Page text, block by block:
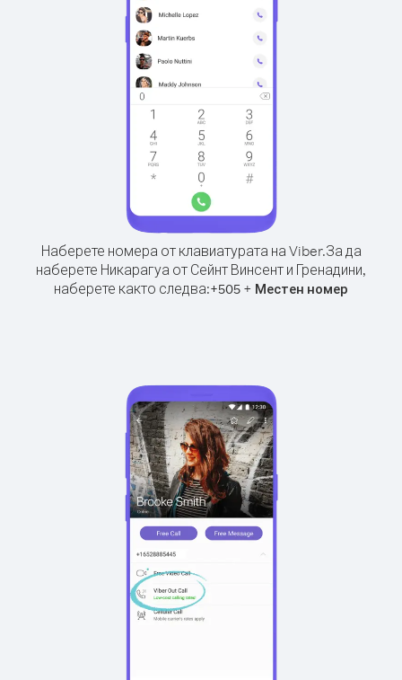
Наберете номера от клавиатурата на Viber.За да
наберете Никарагуа от Сейнт Винсент и Гренадини,
наберете както следва:+505 + Местен номер